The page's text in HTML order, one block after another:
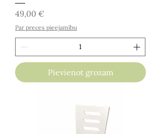
Cena
49,00 €
Par preces pieejamību
Pievienot grozam